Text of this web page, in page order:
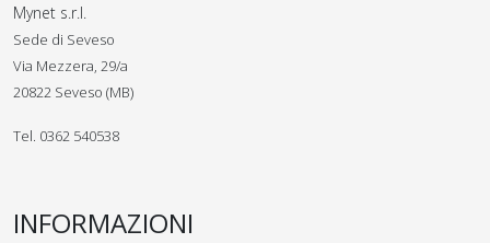
Mynet s.r.l.
Sede di Seveso
Via Mezzera, 29/a
20822 Seveso (MB)
Tel. 0362 540538
INFORMAZIONI